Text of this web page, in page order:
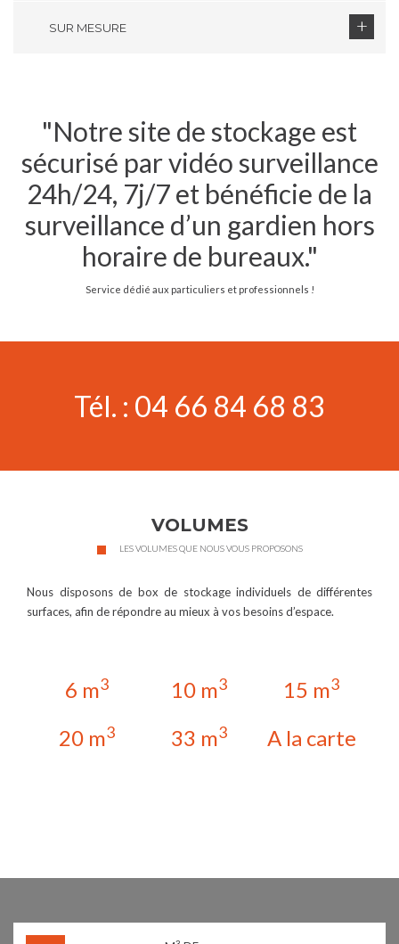
SUR MESURE
"Notre site de stockage est
sécurisé par vidéo surveillance
24h/24, 7j/7 et bénéficie de la
surveillance d’un gardien hors
horaire de bureaux."
Service dédié aux particuliers et professionnels !
Tél. : 04 66 84 68 83
VOLUMES
LES VOLUMES QUE NOUS VOUS PROPOSONS
Nous disposons de box de stockage individuels de différentes
surfaces, afin de répondre au mieux à vos besoins d’espace.
6 m3 10 m3 15 m3
20 m3 33 m3 A la carte